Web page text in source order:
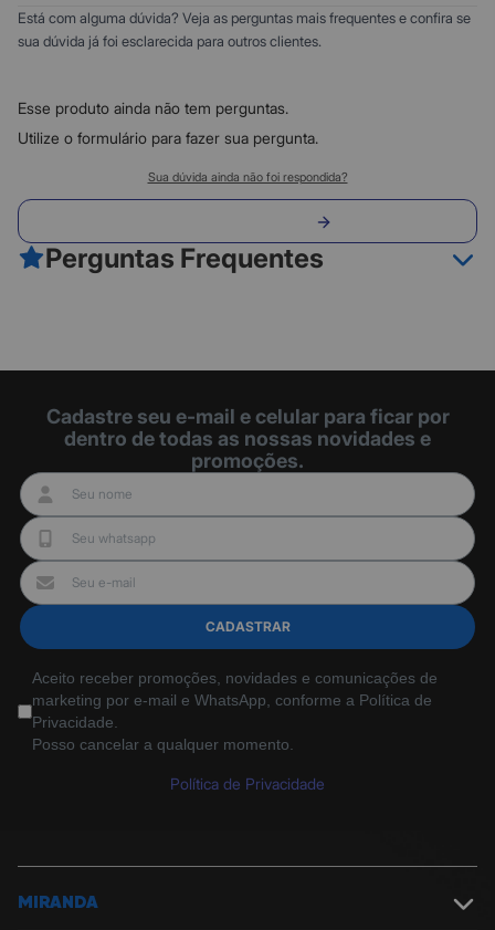
5
4
1
0
Está com alguma dúvida? Veja as perguntas mais frequentes e confira se
sua dúvida já foi esclarecida para outros clientes.
Esse produto ainda não tem perguntas.
Utilize o formulário para fazer sua pergunta.
Sua dúvida ainda não foi respondida?
Perguntas Frequentes
Cadastre seu e-mail e celular para ficar por
dentro de todas as nossas novidades e
promoções.
CADASTRAR
Aceito receber promoções, novidades e comunicações de
marketing por e-mail e WhatsApp, conforme a Política de
Privacidade.
Posso cancelar a qualquer momento.
Política de Privacidade
MIRANDA